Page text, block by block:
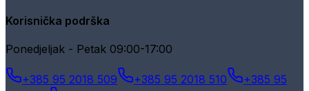
Korisnička podrška
Ponedjeljak - Petak 09:00-17:00
+385 95 2018 509 +385 95 2018 510
+385 95